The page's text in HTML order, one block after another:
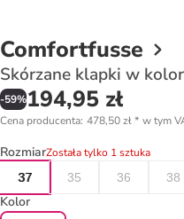
Comfortfusse
Skórzane klapki w
-59%194,95 zł
Cena producenta: 478,50 zł* w tym
RozmiarZostała tylko 1 sztuka
37
35 36 38
Kolor